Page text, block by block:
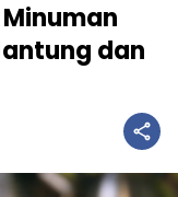
dan